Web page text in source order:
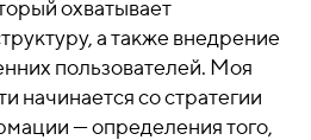
охватывает
а также внедрение
пользователей. Моя
начинается со стратегии
— определения того,